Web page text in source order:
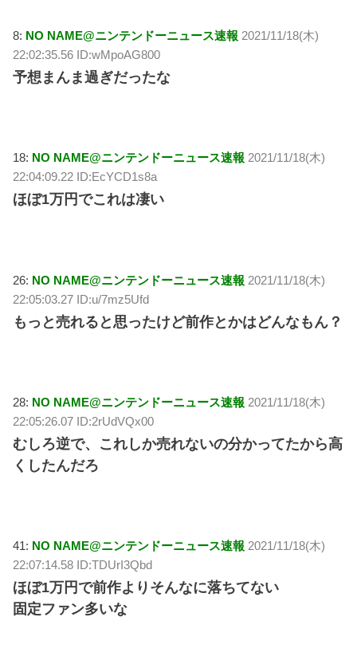
8: NO NAME@ニンテンドーニュース速報 2021/11/18(木)
22:02:35.56 ID:wMpoAG800
予想まんま過ぎだったな
18: NO NAME@ニンテンドーニュース速報 2021/11/18(木)
22:04:09.22 ID:EcYCD1s8a
ほぼ1万円でこれは凄い
26: NO NAME@ニンテンドーニュース速報 2021/11/18(木)
22:05:03.27 ID:u/7mz5Ufd
もっと売れると思ったけど前作とかはどんなもん？
28: NO NAME@ニンテンドーニュース速報 2021/11/18(木)
22:05:26.07 ID:2rUdVQx00
むしろ逆で、これしか売れないの分かってたから高
くしたんだろ
41: NO NAME@ニンテンドーニュース速報 2021/11/18(木)
22:07:14.58 ID:TDUrI3Qbd
ほぼ1万円で前作よりそんなに落ちてない
固定ファン多いな